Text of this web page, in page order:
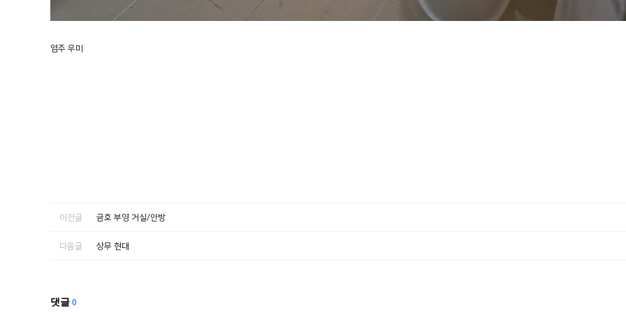
염주 우미
이전글 금호 부영 거실/안방
다음글 상무 현대
댓글 0